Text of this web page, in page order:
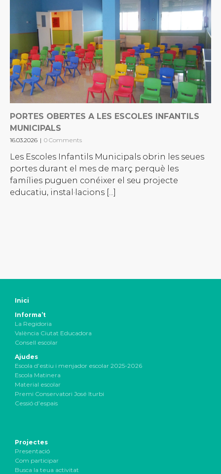
PORTES OBERTES A LES ESCOLES INFANTILS
MUNICIPALS
16.03.2026 | 0 Comments
Les Escoles Infantils Municipals obrin les seues
portes durant el mes de març perquè les
famílies puguen conéixer el seu projecte
educatiu, instal·lacions [...]
Inici
Informa’t
La Regidoria
València Ciutat Educadora
Consell escolar
Ajudes
Escola d’estiu i menjador escolar 2025-2026
Escola Matinera
Material escolar
Premi Conservatori José Iturbi
Cessió d’espais
Projectes
Presentació
Com participar
Busca la teua activitat